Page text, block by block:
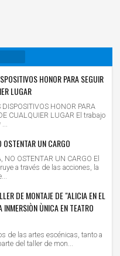
HONOR PARA SEGUIR
LUGAR
HONOR PARA
CUALQUIER LUGAR El trabajo
OSTENTAR UN CARGO
NO OSTENTAR UN CARGO El
a través de las acciones, la
DE MONTAJE DE "ALICIA EN EL
ÙNICA EN TEATRO
de las artes escénicas, tanto a
del taller de mon...